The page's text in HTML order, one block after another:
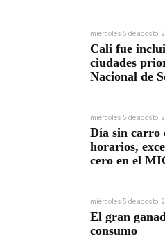
miércoles 5 de agosto,
Cali fue
ciudades
Nacional de
miércoles 5 de agosto,
Día sin carro
horarios,
cero en el
miércoles 5 de agosto,
El gran
consumo